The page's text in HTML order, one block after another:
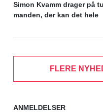
Simon Kvamm drager på
manden, der kan det hele
FLERE
ANMELDELSER